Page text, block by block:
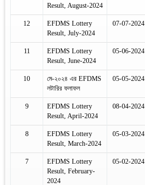
Result, August-2024
12
EFDMS Lottery
Result, July-2024
07-07-2024
11
EFDMS Lottery
Result, June-2024
05-06-2024
10
মে-২০২৪ এর EFDMS
লটারির ফলাফল
05-05-2024
9
EFDMS Lottery
Result, April-2024
08-04-2024
8
EFDMS Lottery
Result, March-2024
05-03-2024
7
EFDMS Lottery
Result, February-
2024
05-02-2024